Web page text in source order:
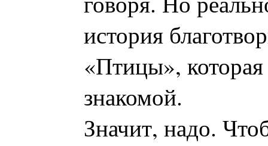
история
«Птицы», которая
знакомой.
Значит, надо.